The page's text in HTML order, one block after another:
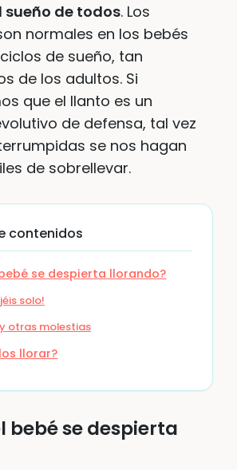
sueño de todos. Los
normales en los bebés
de sueño, tan
de los adultos. Si
que el llanto es un
de defensa, tal vez
se nos hagan
de sobrellevar.
contenidos
se despierta llorando?
solo!
otras molestias
llorar?
bebé se despierta